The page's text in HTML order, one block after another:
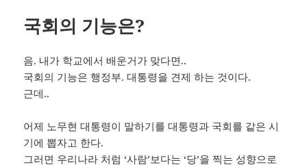
국회의 기능은?
음. 내가 학교에서 배운거가 맞다면..
국회의 기능은 행정부. 대통령을 견제 하는 것이다.
근데..
어제 노무현 대통령이 말하기를 대통령과 국회를 같은 시
기에 뽑자고 한다.
그러면 우리나라 처럼 ‘사람’보다는 ‘당’을 찍는 성향으로